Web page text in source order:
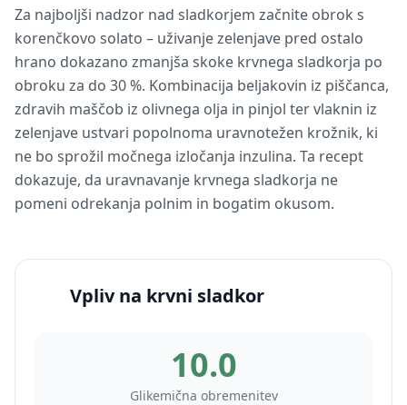
Za najboljši nadzor nad sladkorjem začnite obrok s
korenčkovo solato – uživanje zelenjave pred ostalo
hrano dokazano zmanjša skoke krvnega sladkorja po
obroku za do 30 %. Kombinacija beljakovin iz piščanca,
zdravih maščob iz olivnega olja in pinjol ter vlaknin iz
zelenjave ustvari popolnoma uravnotežen krožnik, ki
ne bo sprožil močnega izločanja inzulina. Ta recept
dokazuje, da uravnavanje krvnega sladkorja ne
pomeni odrekanja polnim in bogatim okusom.
Vpliv na krvni sladkor
10.0
Glikemična obremenitev